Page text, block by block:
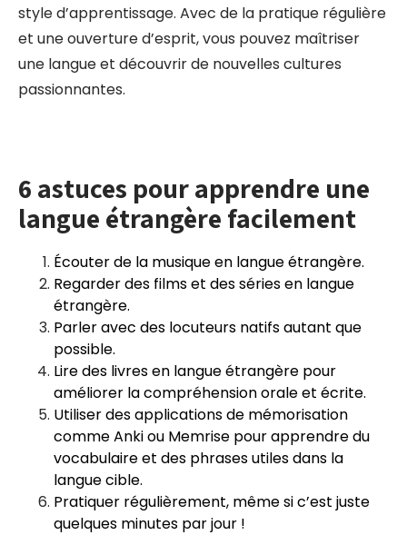
style d’apprentissage. Avec de la pratique régulière
et une ouverture d’esprit, vous pouvez maîtriser
une langue et découvrir de nouvelles cultures
passionnantes.
6 astuces pour apprendre une
langue étrangère facilement
Écouter de la musique en langue étrangère.
Regarder des films et des séries en langue
étrangère.
Parler avec des locuteurs natifs autant que
possible.
Lire des livres en langue étrangère pour
améliorer la compréhension orale et écrite.
Utiliser des applications de mémorisation
comme Anki ou Memrise pour apprendre du
vocabulaire et des phrases utiles dans la
langue cible.
Pratiquer régulièrement, même si c’est juste
quelques minutes par jour !